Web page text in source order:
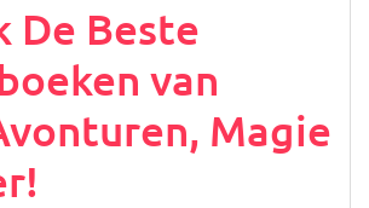
De Beste
van
Magie